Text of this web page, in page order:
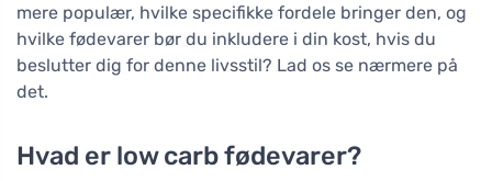
mere populær, hvilke specifikke fordele bringer den, og
hvilke fødevarer bør du inkludere i din kost, hvis du
beslutter dig for denne livsstil? Lad os se nærmere på
det.
Hvad er low carb fødevarer?